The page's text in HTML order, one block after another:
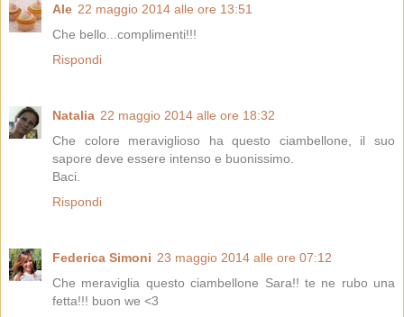
Ale 22 maggio 2014 alle ore 13:51
Che bello...complimenti!!!
Rispondi
Natalia 22 maggio 2014 alle ore 18:32
Che colore meraviglioso ha questo ciambellone, il suo
sapore deve essere intenso e buonissimo.
Baci.
Rispondi
Federica Simoni 23 maggio 2014 alle ore 07:12
Che meraviglia questo ciambellone Sara!! te ne rubo una
fetta!!! buon we <3